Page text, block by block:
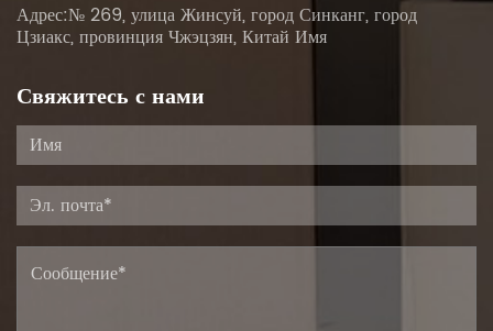
Адрес:№ 269, улица Жинсуй, город Синканг, город
Цзиакс, провинция Чжэцзян, Китай Имя
Свяжитесь с нами